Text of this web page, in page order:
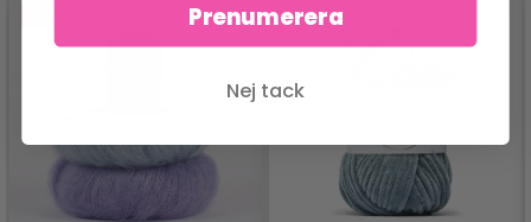
Prenumerera
Nej tack